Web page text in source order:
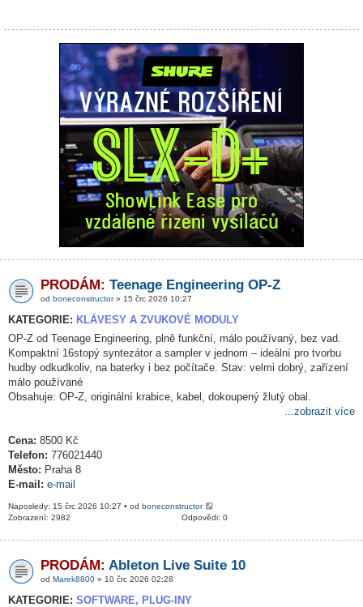
PRODÁM: Teenage Engineering OP-Z
od boneconstructor» 15 črc 2026 10:27
KATEGORIE: KLÁVESY A ZVUKOVÉ MODULY
OP-Z od Teenage Engineering, plně funkční, málo používaný, bez vad.
Kompaktní 16stopý syntezátor a sampler v jednom – ideální pro tvorbu
hudby odkudkoliv, na baterky i bez počítače. Stav: velmi dobrý, zařízení
málo používané
Obsahuje: OP-Z, originální krabice, kabel, dokoupený žlutý obal.
...zobrazit více
Cena: 8500 Kč
Telefon: 776021440
Město: Praha 8
E-mail: e-mail
Naposledy: 15 črc 2026 10:27 • od boneconstructor
Odpovědi: 0
Zobrazení: 2982
PRODÁM: Ableton Live Suite 10
od Marek8800 » 10 črc 2026 02:28
KATEGORIE: SOFTWARE, PLUG-INY